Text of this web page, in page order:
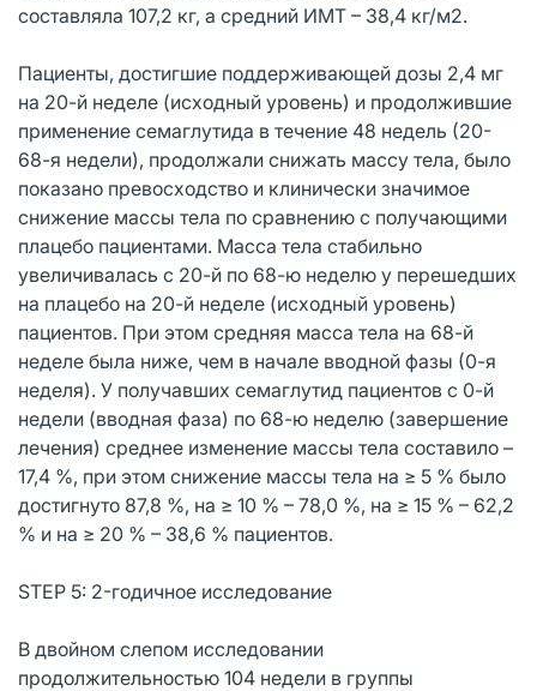
составляла 107,2 кг, а средний ИМТ – 38,4 кг/м2.
Пациенты, достигшие поддерживающей дозы 2,4 мг
на 20-й неделе (исходный уровень) и продолжившие
применение семаглутида в течение 48 недель (20-
68-я недели), продолжали снижать массу тела, было
показано превосходство и клинически значимое
снижение массы тела по сравнению с получающими
плацебо пациентами. Масса тела стабильно
увеличивалась с 20-й по 68-ю неделю у перешедших
на плацебо на 20-й неделе (исходный уровень)
пациентов. При этом средняя масса тела на 68-й
неделе была ниже, чем в начале вводной фазы (0-я
неделя). У получавших семаглутид пациентов с 0-й
недели (вводная фаза) по 68-ю неделю (завершение
лечения) среднее изменение массы тела составило –
17,4 %, при этом снижение массы тела на ≥ 5 % было
достигнуто 87,8 %, на ≥ 10 % – 78,0 %, на ≥ 15 % – 62,2
% и на ≥ 20 % – 38,6 % пациентов.
STEP 5: 2-годичное исследование
В двойном слепом исследовании
продолжительностью 104 недели в группы